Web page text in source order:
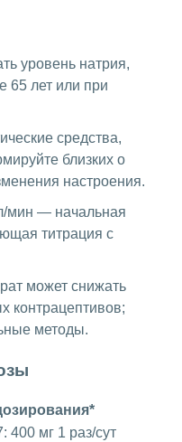
уровень натрия,
65 лет или при
средства,
близких о
настроения.
мин — начальная
титрация с
может снижать
контрацептивов;
методы.
400 мг 1 раз/сут